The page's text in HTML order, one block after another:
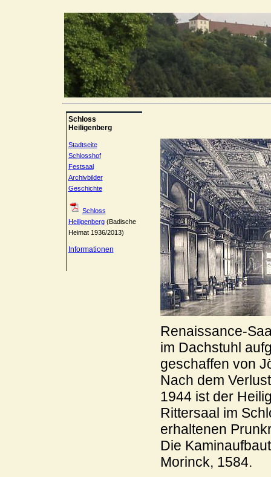
Schloss
Heiligenberg
Stadtseite
Schlosshof
Festsaal
Archivbilder
Geschichte
Schloss
Heiligenberg(Badische
Heimat 1936/2013)
Informationen
Renaissance-
im Dachstuhl
geschaffen von
Nach dem
1944 ist der
Rittersaal im
erhaltenen
Die
Morinck, 1584.